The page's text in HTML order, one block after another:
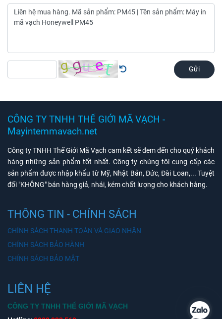
Gửi
CÔNG TY TNHH THẾ GIỚI MÃ VẠCH -
Mayintemmavach.net
Công ty TNHH Thế Giới Mã Vạch cam kết sẽ đem đến cho quý khách
hàng những sản phẩm tốt nhất. Công ty chúng tôi cung cấp các
sản phẩm được nhập khẩu từ Mỹ, Nhật Bản, Đức, Đài Loan,... Tuyệt
đối "KHÔNG" bán hàng giả, nhái, kém chất lượng cho khách hàng.
THÔNG TIN - CHÍNH SÁCH
CHÍNH SÁCH THANH TOÁN VÀ GIAO NHẬN
CHÍNH SÁCH BẢO HÀNH
CHÍNH SÁCH BẢO MẬT
LIÊN HỆ
CÔNG TY TNHH THẾ GIỚI MÃ VẠCH